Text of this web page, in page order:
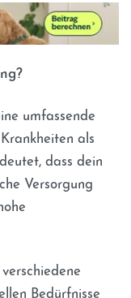
umfassende
als
dass dein
Versorgung
Bedürfnisse